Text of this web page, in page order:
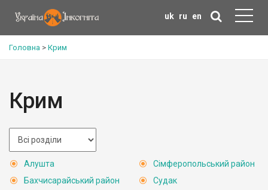
uk ru en
Головна > Крим
Крим
Алушта
Бахчисарайський район
Сімферопольський район
Судак